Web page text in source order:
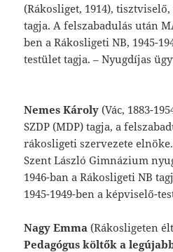
(Rákosliget, 1914),tisztviselő,
tagja. Afelszabadulásután
benaRákosligeti NB, 1945-
testülettagja.–Nyugdíjas
NemesKároly (Vác, 1883-
SZDP(MDP)tagja,a
rákosligeti szervezeteelnöke.
SzentLászlóGimnázium
1946-banaRákosligeti NB
1945-1949-benaképviselő-
Nagy Emma (Rákosligeten
Pedagógus költők a